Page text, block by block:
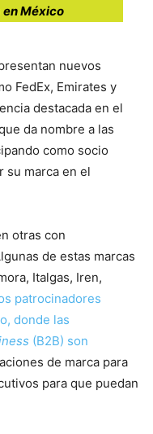
México
nuevos
FedEx, Emirates y
destacada en el
da nombre a las
como socio
su marca en el
otras con
de estas marcas
Italgas, Iren,
patrocinadores
donde las
(B2B) son
de marca para
para que puedan